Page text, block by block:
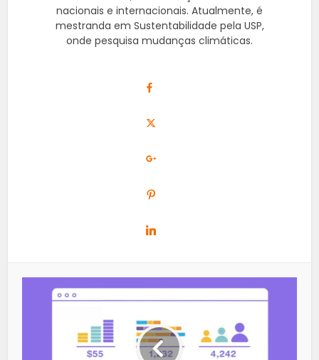
nacionais e internacionais. Atualmente, é
mestranda em Sustentabilidade pela USP,
onde pesquisa mudanças climáticas.